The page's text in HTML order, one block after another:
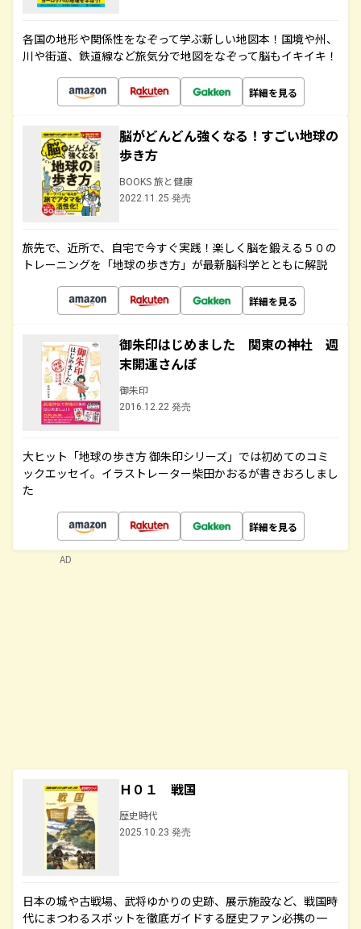
各国の地形や関係性をなぞって学ぶ新しい地図本！国境や州、
川や街道、鉄道線など旅気分で地図をなぞって脳もイキイキ！
詳細を見る
脳がどんどん強くなる！すごい地球の
歩き方
BOOKS 旅と健康
2022.11.25 発売
旅先で、近所で、自宅で今すぐ実践！楽しく脳を鍛える５０の
トレーニングを「地球の歩き方」が最新脳科学とともに解説
詳細を見る
御朱印はじめました 関東の神社 週
末開運さんぽ
御朱印
2016.12.22 発売
大ヒット「地球の歩き方 御朱印シリーズ」では初めてのコミ
ックエッセイ。イラストレーター柴田かおるが書きおろしまし
た
詳細を見る
Ｈ０１ 戦国
歴史時代
2025.10.23 発売
日本の城や古戦場、武将ゆかりの史跡、展示施設など、戦国時
代にまつわるスポットを徹底ガイドする歴史ファン必携の一
AD